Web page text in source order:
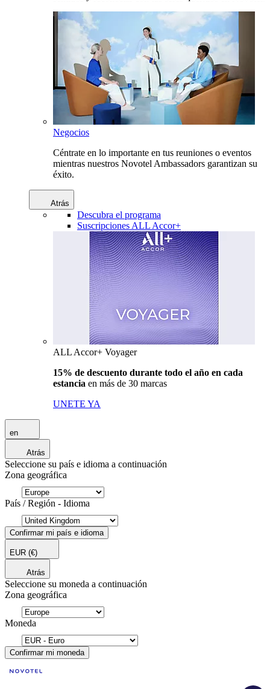
Negocios
Céntrate en lo importante en tus reuniones o eventos
mientras nuestros Novotel Ambassadors garantizan su
éxito.
Atrás
Descubra el programa
Suscripciones ALL Accor+
ALL Accor+ Voyager
15% de descuento durante todo el año en cada
estancia en más de 30 marcas
UNETE YA
en
Atrás
Seleccione su país e idioma a continuación
Zona geográfica
País / Región - Idioma
Confirmar mi país e idioma
EUR (€)
Atrás
Seleccione su moneda a continuación
Zona geográfica
Moneda
Confirmar mi moneda